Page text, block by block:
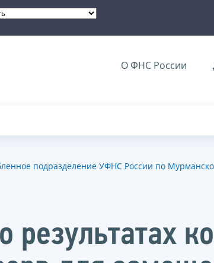
О ФНС России
подразделение УФНС России по